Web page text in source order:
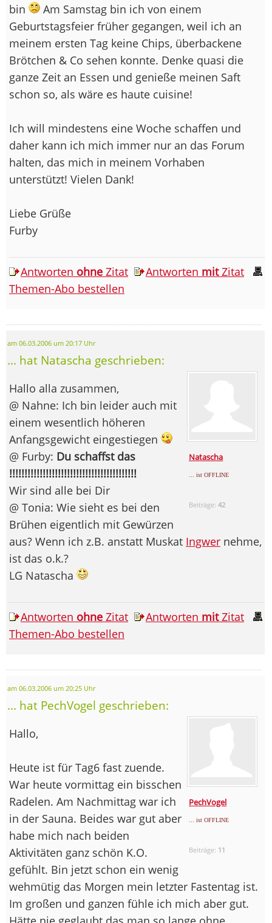
bin
Am Samstag bin ich von einem
Geburtstagsfeier früher gegangen, weil ich an
meinem ersten Tag keine Chips, überbackene
Brötchen & Co sehen konnte. Denke quasi die
ganze Zeit an Essen und genieße meinen Saft
schon so, als wäre es haute cuisine!
Ich will mindestens eine Woche schaffen und
daher kann ich mich immer nur an das Forum
halten, das mich in meinem Vorhaben
unterstützt! Vielen Dank!
Liebe Grüße
Furby
Antworten ohne Zitat Antworten mitZitat
Themen-Abo bestellen
am 06.03.2006 um 20:17 Uhr
... hat Natascha geschrieben:
Natascha
... ist OFFLINE
Beiträge:42
Hallo alla zusammen,
@ Nahne: Ich bin leider auch mit
einem wesentlich höheren
Anfangsgewicht eingestiegen
@ Furby: Du schaffst das
!!!!!!!!!!!!!!!!!!!!!!!!!!!!!!!!!!!!!!!!!!
Wir sind alle bei Dir
@ Tonia: Wie sieht es bei den
Brühen eigentlich mit Gewürzen
aus? Wenn ich z.B. anstatt Muskat Ingwer nehme,
ist das o.k.?
LG Natascha
Antworten ohne Zitat Antworten mitZitat
Themen-Abo bestellen
am 06.03.2006 um 20:25 Uhr
... hat PechVogel geschrieben:
PechVogel
... ist OFFLINE
Beiträge: 11
Hallo,
Heute ist für Tag6 fast zuende.
War heute vormittag ein bisschen
Radelen. Am Nachmittag war ich
in der Sauna. Beides war gut aber
habe mich nach beiden
Aktivitäten ganz schön K.O.
gefühlt. Bin jetzt schon ein wenig
wehmütig das Morgen mein letzter Fastentag ist.
Im großen und ganzen fühle ich mich aber gut.